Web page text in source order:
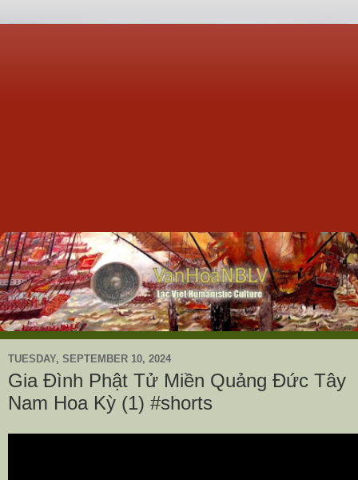
TUESDAY, SEPTEMBER 10, 2024
Gia Đình Phật Tử Miền Quảng Đức Tây
Nam Hoa Kỳ (1) #shorts